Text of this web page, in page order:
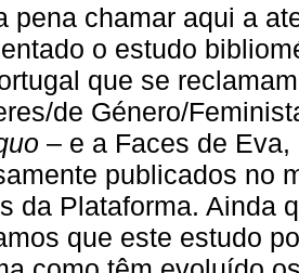
pena chamar aqui a
o estudo
que se
de Género/
– e a Faces de
publicados no
da Plataforma. Ainda
que este estudo